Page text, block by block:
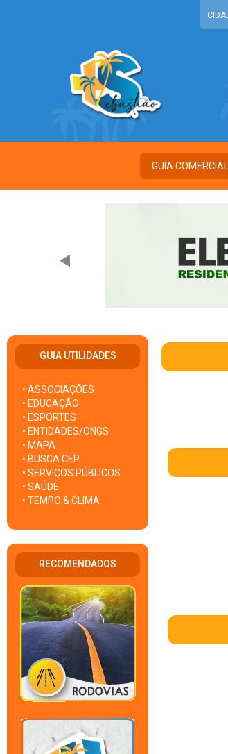
GUIA UTILIDADES
• ASSOCIAÇÕES
• EDUCAÇÃO
• ESPORTES
• ENTIDADES/ONGS
• MAPA
• BUSCA CEP
• SERVIÇOS PÚBLICOS
• SAÚDE
• TEMPO & CLIMA
RECOMENDADOS